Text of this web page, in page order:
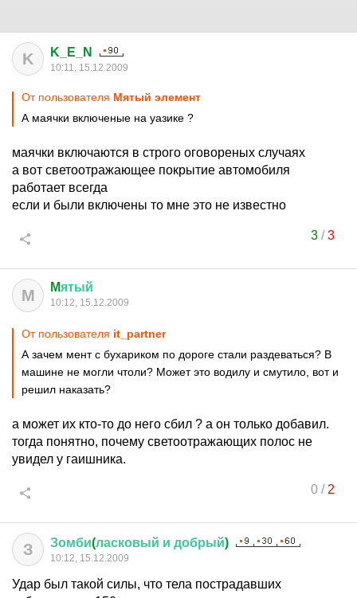
K K_E_N
10:11, 15.12.2009
От пользователя Mятый элемент
А маячки включеные на уазике ?
маячки включаются в строго оговореных случаях
а вот светоотражающее покрытие автомобиля
работает всегда
если и были включены то мне это не известно
3/3
M Mятый
10:12, 15.12.2009
От пользователя it_partner
А зачем мент с бухариком по дороге стали раздеваться? В
машине не могли чтоли? Может это водилу и смутило, вот и
решил наказать?
а может их кто-то до него сбил ? а он только добавил.
тогда понятно, почему светоотражающих полос не
увидел у гаишника.
0/ 2
З Зомби(ласковый и добрый)
10:12, 15.12.2009
Удар был такой силы, что тела пострадавших